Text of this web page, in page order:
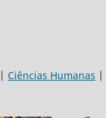
| Ciências Humanas |